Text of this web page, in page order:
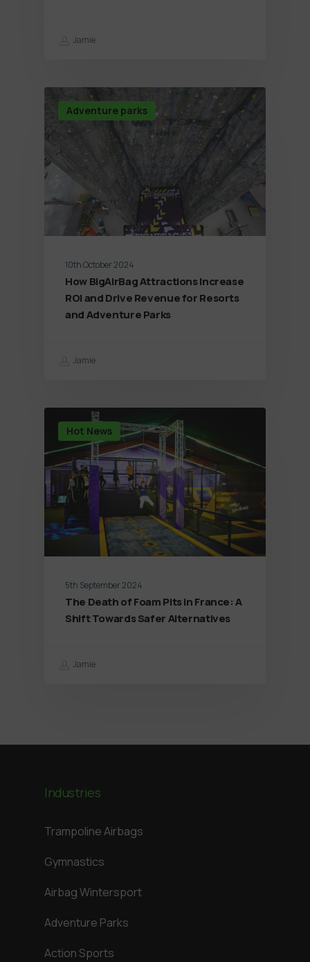
Jamie
Adventure parks
10th October 2024
How BigAirBag Attractions Increase
ROI and Drive Revenue for Resorts
and Adventure Parks
Jamie
Hot News
5th September 2024
The Death of Foam Pits in France: A
Shift Towards Safer Alternatives
Jamie
Industries
Trampoline Airbags
Gymnastics
Airbag Wintersport
Adventure Parks
Action Sports